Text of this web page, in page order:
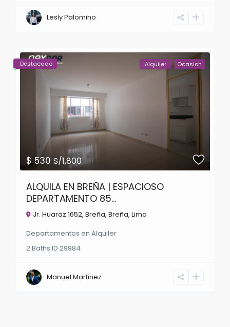
Lesly Palomino
$ 530S/1,800
Alquiler Ocasion
Destacado
ALQUILA EN BREÑA | ESPACIOSO
DEPARTAMENTO 85...
Jr. Huaraz 1652, Breña,Breña,Lima
Departamentos enAlquiler
2Baths·ID29984
Manuel Martinez